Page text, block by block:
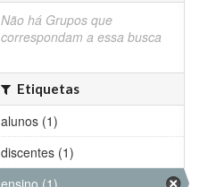
Não há Grupos que
correspondam a essa busca
Etiquetas
alunos (1)
discentes (1)
ensino (1)